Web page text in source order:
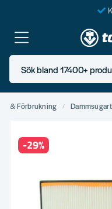
En
Sök bland 17400+ produkter..
& Förbrukning
-29%